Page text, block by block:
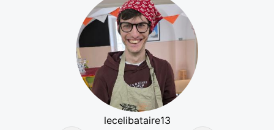
lecelibataire13